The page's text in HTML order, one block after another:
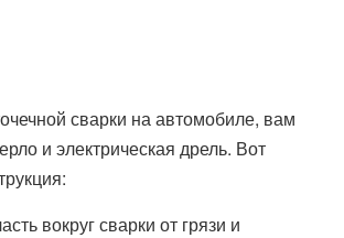
сварки на автомобиле, вам
и электрическая дрель. Вот
вокруг сварки от грязи и